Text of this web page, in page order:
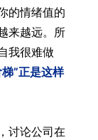
的情绪值的
来越远。所
我很难做
”正是这样
讨论公司在